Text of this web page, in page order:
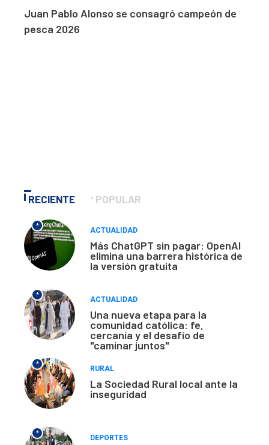
Juan Pablo Alonso se consagró campeón de
pesca 2026
RECIENTE POPULAR
*
ACTUALIDAD
Más ChatGPT sin pagar: OpenAI
elimina una barrera histórica de
la versión gratuita
*
ACTUALIDAD
Una nueva etapa para la
comunidad católica: fe,
cercanía y el desafío de
"caminar juntos"
*
RURAL
La Sociedad Rural local ante la
inseguridad
*
DEPORTES